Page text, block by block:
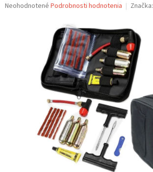
Priemerné
Neohodnotené Podrobnosti hodnotenia Značka: